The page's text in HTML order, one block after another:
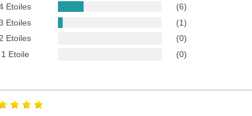
Etoiles
(6)
Etoiles
(1)
2 Etoiles
(0)
1 Etoile
(0)